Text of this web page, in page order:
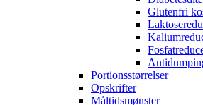
Glutenfri
Portionsstørrelser
Opskrifter
Måltidsmønster